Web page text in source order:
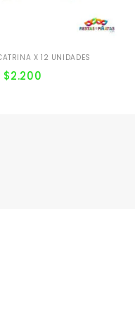
X 12 UNIDADES
$2.200